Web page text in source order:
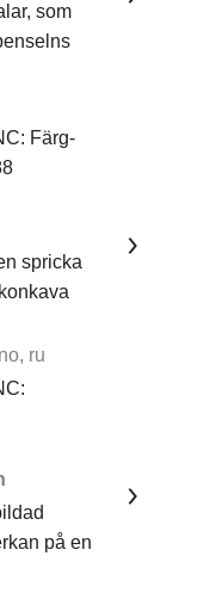
som
Färg-
spricka
ru
på en